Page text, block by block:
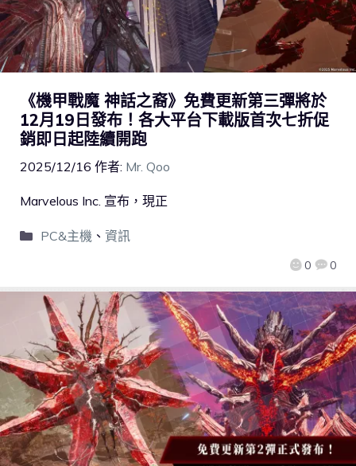
《機甲戰魔 神話之裔》免費更新第三彈將於
12月19日發布！各大平台下載版首次七折促
銷即日起陸續開跑
2025/12/16 作者: Mr. Qoo
0 0
Marvelous Inc. 宣布，現正
PC&主機、 資訊